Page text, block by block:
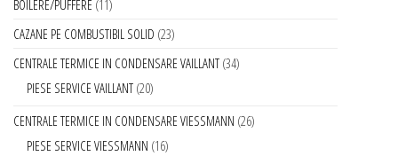
BOILERE/PUFFERE 11
CAZANE PE COMBUSTIBIL SOLID 23
CENTRALE TERMICE IN CONDENSARE VAILLANT 34
PIESE SERVICE VAILLANT 20
CENTRALE TERMICE IN CONDENSARE VIESSMANN 26
PIESE SERVICE VIESSMANN 16